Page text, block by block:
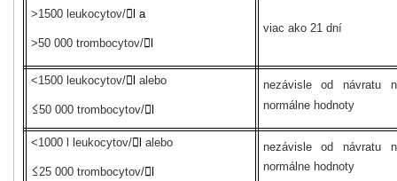
>1500 leukocytov/ l a
>50 000 trombocytov/
viac ako 21 dní
<1500 leukocytov/ alebo
≤50 000 trombocytov/
nezávisle od návratu
normálne hodnoty
<1000 l leukocytov/ alebo
≤25 000 trombocytov/
nezávisle od návratu
normálne hodnoty